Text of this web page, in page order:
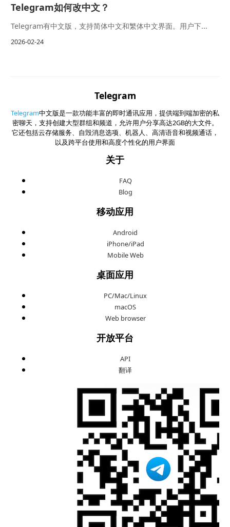
Telegram如何改中文？
Telegram有中文版，支持简体中文和繁体中文界面。用户下...
2026-02-24
Telegram
Telegram中文版是一款功能丰富的即时通讯应用，提供端到端加密的私
密聊天，支持创建大型群组和频道，允许用户分享高达2GB的大文件。
它还包括云存储服务、自毁消息选项、机器人、高清语音和视频通话，
以及跨平台使用和高度个性化的用户界面
关于
FAQ
Blog
移动应用
Android
iPhone/iPad
Mobile Web
桌面应用
PC/Mac/Linux
macOS
Web browser
开放平台
API
翻译